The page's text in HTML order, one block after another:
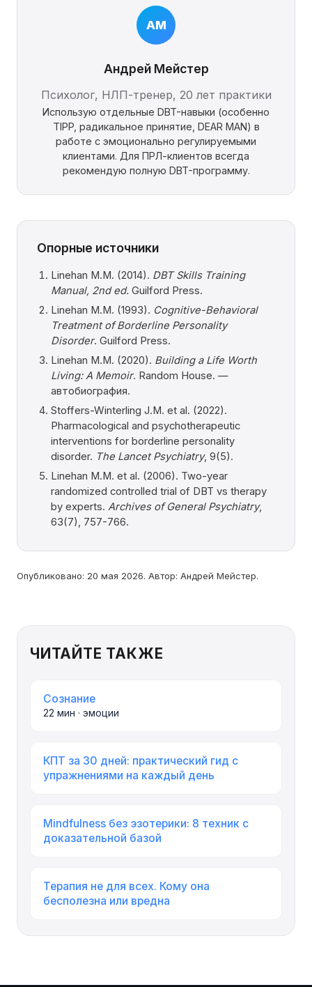
АМ
Андрей Мейстер
Психолог, НЛП-тренер, 20 лет практики
Использую отдельные DBT-навыки (особенно
TIPP, радикальное принятие, DEAR MAN) в
работе с эмоционально регулируемыми
клиентами. Для ПРЛ-клиентов всегда
рекомендую полную DBT-программу.
Опорные источники
Linehan M.M. (2014). DBT Skills Training
Manual, 2nd ed. Guilford Press.
Linehan M.M. (1993). Cognitive-Behavioral
Treatment of Borderline Personality
Disorder. Guilford Press.
Linehan M.M. (2020). Building a Life Worth
Living: A Memoir. Random House. —
автобиография.
Stoffers-Winterling J.M. et al. (2022).
Pharmacological and psychotherapeutic
interventions for borderline personality
disorder. The Lancet Psychiatry, 9(5).
Linehan M.M. et al. (2006). Two-year
randomized controlled trial of DBT vs therapy
by experts. Archives of General Psychiatry,
63(7), 757-766.
Опубликовано: 20 мая 2026. Автор: Андрей Мейстер.
ЧИТАЙТЕ ТАКЖЕ
Сознание
22 мин · эмоции
КПТ за 30 дней: практический гид с
упражнениями на каждый день
Mindfulness без эзотерики: 8 техник с
доказательной базой
Терапия не для всех. Кому она
бесполезна или вредна